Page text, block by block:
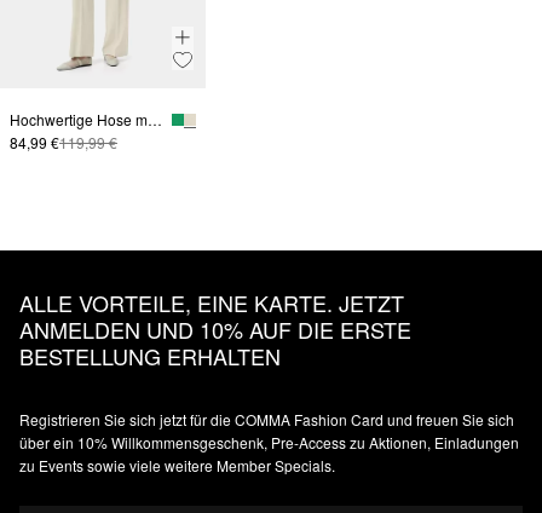
Hochwertige Hose mit Wide Leg
84,99 €119,99 €
ALLE VORTEILE, EINE KARTE. JETZT
ANMELDEN UND 10% AUF DIE ERSTE
BESTELLUNG ERHALTEN
Registrieren Sie sich jetzt für die COMMA Fashion Card und freuen Sie sich
über ein 10% Willkommensgeschenk, Pre-Access zu Aktionen, Einladungen
zu Events sowie viele weitere Member Specials.